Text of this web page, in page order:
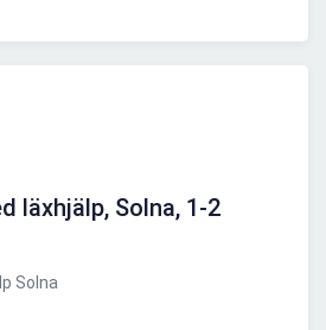
läxhjälp, Solna, 1-2
Solna